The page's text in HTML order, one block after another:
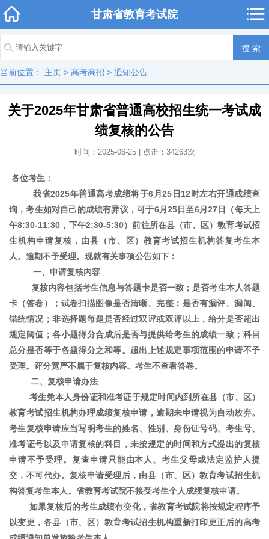
甘肃省教育考试院
当前位置： 主页 > 高考高招 > 通知公告
关于2025年甘肃省普通高校招生统一考试成
绩复核的公告
时间：2025-06-25 | 点击： 34263次
各位考生：
我省2025年普通高考成绩将于6月25日12时左右开通成绩查
询，考生如对自己的成绩有异议，可于6月25日至6月27日（每天上
午8:30-11:30，下午2:30-5:30）前往所在县（市、区）教育考试招
生机构申请复核，由县（市、区）教育考试招生机构答复考生本
人。逾期不予受理。现就有关事项公告如下：
一、申请复核内容
复核内容包括考生信息与答题卡是否一致；是否考生本人答题
卡（答卷）；试卷扫描图像是否清晰、完整；是否有漏评、漏阅、
错统情况；非选择题每题是否经过双评或双评以上，给分是否超出
规定阈值；各小题得分合成后是否与提供给考生的成绩一致；科目
总分是否等于各题得分之和等。超出上述规定事项范围的申请不予
受理。评分宽严不属于复核内容。考生不查看答卷。
二、复核申请办法
考生凭本人身份证和准考证于规定时间内到所在县（市、区）
教育考试招生机构办理成绩复核申请，逾期未申请视为自动放弃。
考生复核申请应当写明考生的姓名、性别、身份证号码、考生号、
准考证号以及申请复核的科目，未按规定的时间和方式提出的复核
申请不予受理。复查申请只能由本人、考生父母或法定监护人提
交，不可代办。复核申请受理后，由县（市、区）教育考试招生机
构答复考生本人。省教育考试院不接受考生个人成绩复核申请。
如果复核后的考生成绩有变化，省教育考试院将按规定程序予
以变更，各县（市、区）教育考试招生机构重新打印更正后的高考